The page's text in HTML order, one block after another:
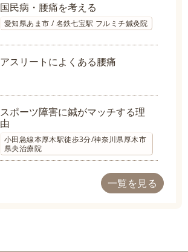
国民病・腰痛を考える
愛知県あま市 / 名鉄七宝駅 フルミチ鍼灸院
アスリートによくある腰痛
スポーツ障害に鍼がマッチする理
由
小田急線本厚木駅徒歩3分/神奈川県厚木市
県央治療院
一覧を見る